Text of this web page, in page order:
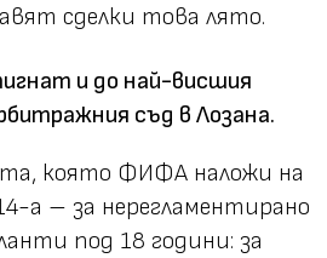
сделки това лято.
и до най-висшия
съд в Лозана.
която ФИФА наложи на
а – за нерегламентирано
под 18 години: за